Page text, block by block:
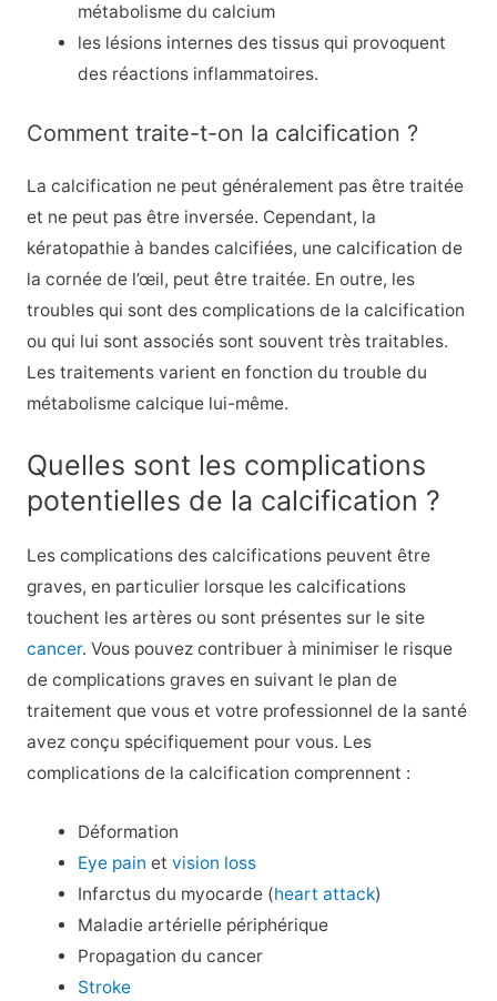
métabolisme du calcium
les lésions internes des tissus qui provoquent
des réactions inflammatoires.
Comment traite-t-on la calcification ?
La calcification ne peut généralement pas être traitée
et ne peut pas être inversée. Cependant, la
kératopathie à bandes calcifiées, une calcification de
la cornée de l’œil, peut être traitée. En outre, les
troubles qui sont des complications de la calcification
ou qui lui sont associés sont souvent très traitables.
Les traitements varient en fonction du trouble du
métabolisme calcique lui-même.
Quelles sont les complications
potentielles de la calcification ?
Les complications des calcifications peuvent être
graves, en particulier lorsque les calcifications
touchent les artères ou sont présentes sur le site
cancer. Vous pouvez contribuer à minimiser le risque
de complications graves en suivant le plan de
traitement que vous et votre professionnel de la santé
avez conçu spécifiquement pour vous. Les
complications de la calcification comprennent :
Déformation
Eye pain etvision loss
Infarctus du myocarde (heart attack)
Maladie artérielle périphérique
Propagation du cancer
Stroke